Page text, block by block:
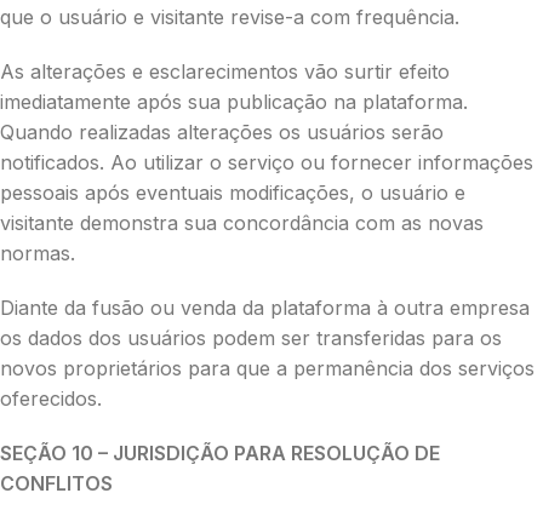
que o usuário e visitante revise-a com frequência.
As alterações e esclarecimentos vão surtir efeito
imediatamente após sua publicação na plataforma.
Quando realizadas alterações os usuários serão
notificados. Ao utilizar o serviço ou fornecer informações
pessoais após eventuais modificações, o usuário e
visitante demonstra sua concordância com as novas
normas.
Diante da fusão ou venda da plataforma à outra empresa
os dados dos usuários podem ser transferidas para os
novos proprietários para que a permanência dos serviços
oferecidos.
SEÇÃO 10 – JURISDIÇÃO PARA RESOLUÇÃO DE
CONFLITOS